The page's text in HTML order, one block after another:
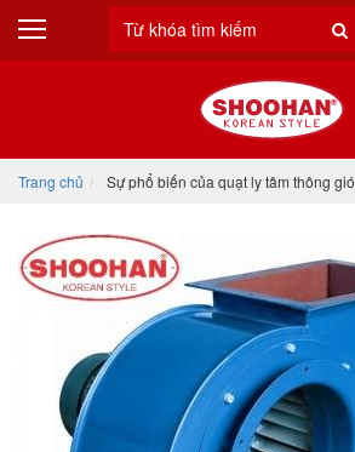
Trang chủ Sự phổ biến của quạt ly tâm thông gió